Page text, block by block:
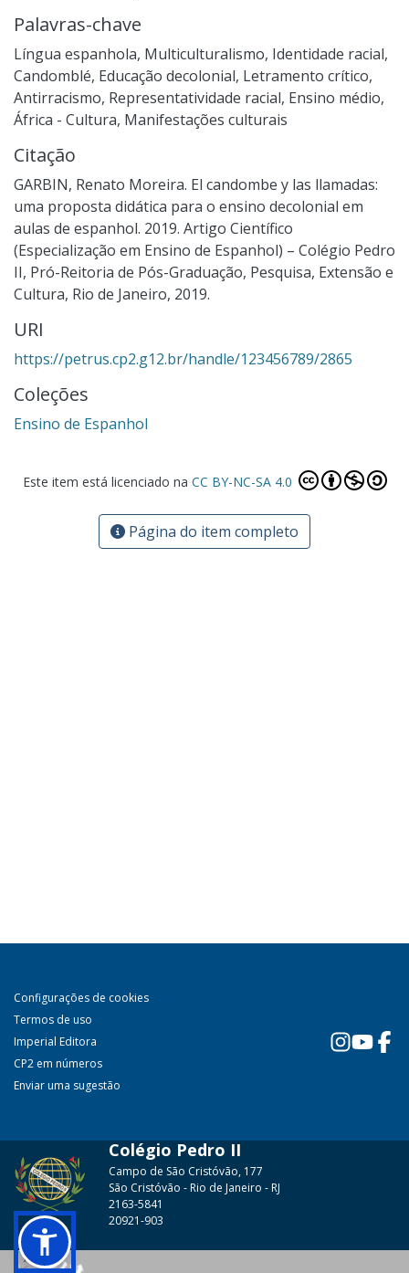
Palavras-chave
Língua espanhola, Multiculturalismo, Identidade racial,
Candomblé, Educação decolonial, Letramento crítico,
Antirracismo, Representatividade racial, Ensino médio,
África - Cultura, Manifestações culturais
Citação
GARBIN, Renato Moreira. El candombe y las llamadas:
uma proposta didática para o ensino decolonial em
aulas de espanhol. 2019. Artigo Científico
(Especialização em Ensino de Espanhol) – Colégio Pedro
II, Pró-Reitoria de Pós-Graduação, Pesquisa, Extensão e
Cultura, Rio de Janeiro, 2019.
URI
https://petrus.cp2.g12.br/handle/123456789/2865
Coleções
Ensino de Espanhol
Este item está licenciado na CC BY-NC-SA 4.0
Página do item completo
Configurações de cookies
Termos de uso
Imperial Editora
CP2 em números
Enviar uma sugestão
Colégio Pedro II
Campo de São Cristóvão, 177
São Cristóvão - Rio de Janeiro - RJ
2163-5841
20921-903